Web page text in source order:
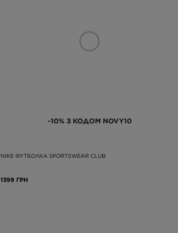
-10% З КОДОМ NOVY10
NIKE ФУТБОЛКА SPORTSWEAR CLUB
1399 ГРН